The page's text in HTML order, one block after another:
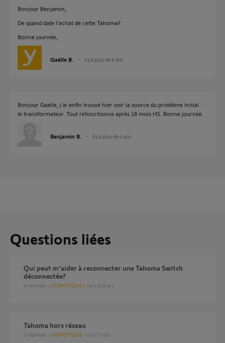
Bonjour Benjamin,
De quand date l'achat de cette Tahoma?
Bonne journée,
Gaëlle B. il y a plus de 4 ans
Bonjour Gaelle, j'ai enfin trouvé hier soir la source du problème initial :
le transformateur. Tout refonctionne après 18 mois HS. Bonne journée
Benjamin B. il y a plus de 4 ans
Questions liées
Qui peut m'aider à reconnecter une Tahoma Switch
déconnectée?
6 réponses DOMOTIQUE il y a 30 jours
Tahoma hors réseau
3 réponses DOMOTIQUE il y a 7 mois